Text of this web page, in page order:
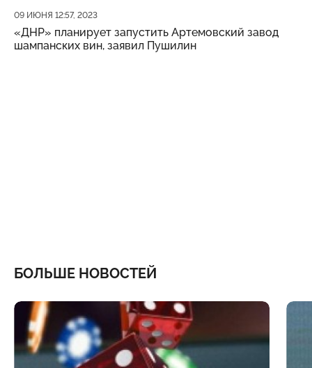
Дата публикации
09 ИЮНЯ 12:57, 2023
«ДНР» планирует запустить Артемовский завод
шампанских вин, заявил Пушилин
БОЛЬШЕ НОВОСТЕЙ